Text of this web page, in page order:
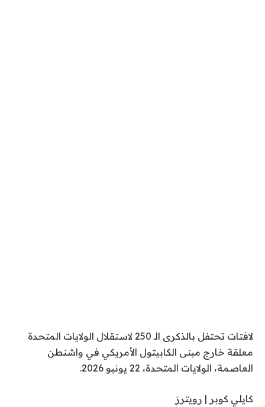
لافتات تحتفل بالذكرى الـ 250 لاستقلال الولايات المتحدة
معلقة خارج مبنى الكابيتول الأمريكي في واشنطن
العاصمة، الولايات المتحدة، 22 يونيو 2026.
كايلي كوبر | رويترز